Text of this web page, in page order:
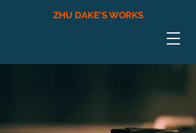
ZHU DAKE'S WORKS